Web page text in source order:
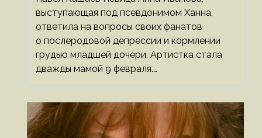
выступающая под псевдонимом Ханна,
ответила на вопросы своих фанатов
о послеродовой депрессии и кормлении
грудью младшей дочери. Артистка стала
дважды мамой 9 февраля.…